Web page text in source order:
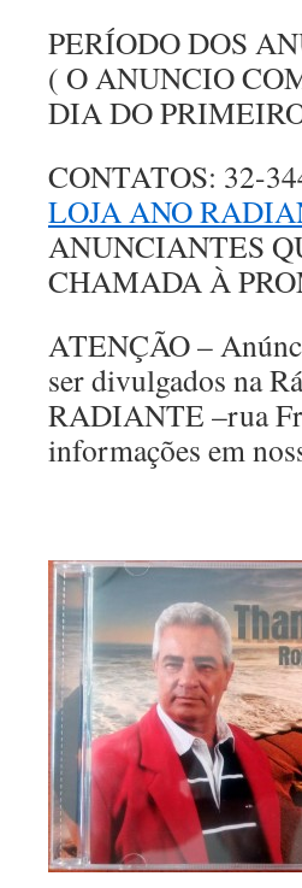
PERÍODO DOS
( O ANUNCIO
DIA DO
CONTATOS: 32-
LOJA ANO
ANUNCIANTES
CHAMADA À
ATENÇÃO –
ser divulgados na
RADIANTE –rua
informações em